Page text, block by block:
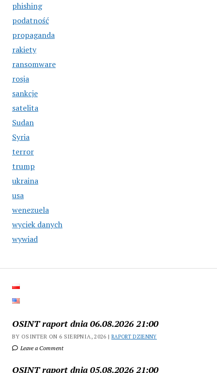
phishing
podatność
propaganda
rakiety
ransomware
rosja
sankcje
satelita
Sudan
Syria
terror
trump
ukraina
usa
wenezuela
wyciek danych
wywiad
OSINT raport dnia 06.08.2026 21:00
BY OSINTER ON 6 SIERPNIA, 2026 | RAPORT DZIENNY
Leave a Comment
OSINT raport dnia 05.08.2026 21:00